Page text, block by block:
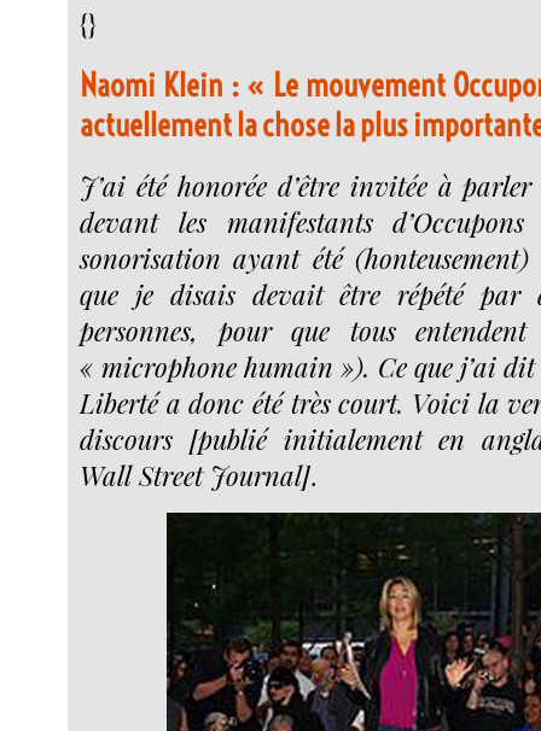
{}
Naomi Klein : « Le mouvement
actuellement la chose la plus
J’ai été honorée d’être invitée à
devant les manifestants
sonorisation ayant été
que je disais devait être répété par
personnes, pour que tous
« microphone humain »). Ce que j’ai
Liberté a donc été très court. Voici la
discours [publié initialement en
Wall Street Journal].